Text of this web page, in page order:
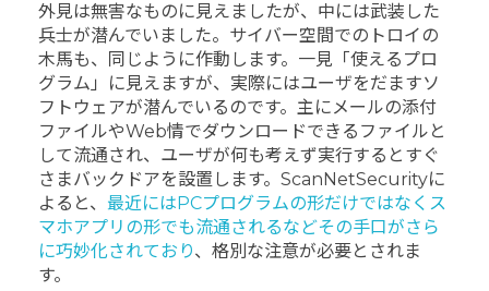
外見は無害なものに見えましたが、中には武装した
兵士が潜んでいました。サイバー空間でのトロイの
木馬も、同じように作動します。一見「使えるプロ
グラム」に見えますが、実際にはユーザをだますソ
フトウェアが潜んでいるのです。主にメールの添付
ファイルやWeb情でダウンロードできるファイルと
して流通され、ユーザが何も考えず実行するとすぐ
さまバックドアを設置します。ScanNetSecurityに
よると、 最近にはPCプログラムの形だけではなくス
マホアプリの形でも流通されるなどその手口がさら
に巧妙化されており、格別な注意が必要とされま
す。